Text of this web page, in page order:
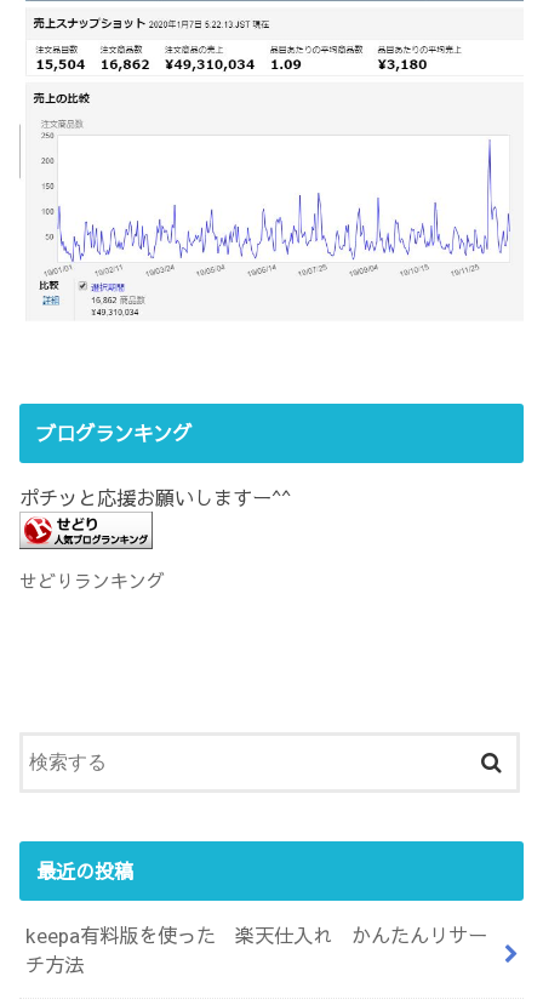
ブログランキング
ポチッと応援お願いしますー^^
せどりランキング
最近の投稿
keepa有料版を使った 楽天仕入れ かんたんリサー
チ方法